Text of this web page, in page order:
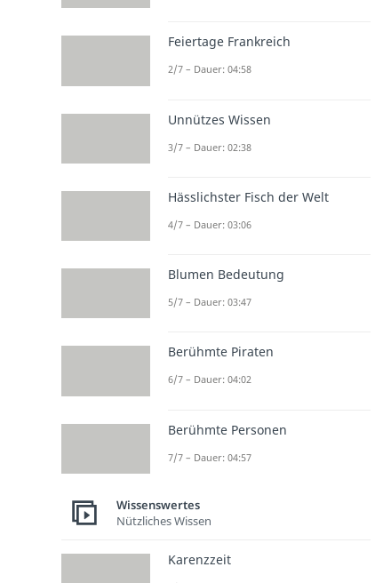
Feiertage Frankreich
2/7 – Dauer: 04:58
Unnützes Wissen
3/7 – Dauer: 02:38
Hässlichster Fisch der Welt
4/7 – Dauer: 03:06
Blumen Bedeutung
5/7 – Dauer: 03:47
Berühmte Piraten
6/7 – Dauer: 04:02
Berühmte Personen
7/7 – Dauer: 04:57
Wissenswertes
Nützliches Wissen
Karenzzeit